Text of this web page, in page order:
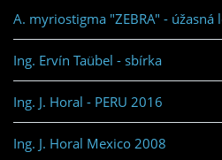
A. myriostigma "ZEBRA" - úžasná
Ing. Ervín Taübel - sbírka
Ing. J. Horal - PERU 2016
Ing. J. Horal Mexico 2008